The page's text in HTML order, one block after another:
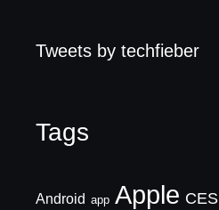
Tweets by techfieber
Tags
Android app Apple CES